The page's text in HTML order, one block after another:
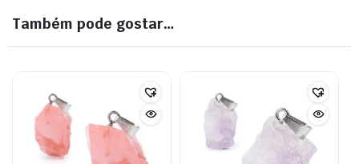
Também pode gostar…